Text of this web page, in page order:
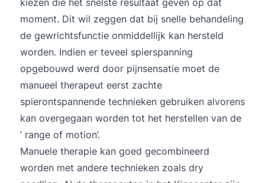
moment. Dit wil zeggen dat bij snelle behandeling
de gewrichtsfunctie onmiddellijk kan hersteld
worden. Indien er teveel spierspanning
opgebouwd werd door pijnsensatie moet de
manueel therapeut eerst zachte
spierontspannende technieken gebruiken alvorens
kan overgegaan worden tot het herstellen van de
‘ range of motion’.
Manuele therapie kan goed gecombineerd
worden met andere technieken zoals dry